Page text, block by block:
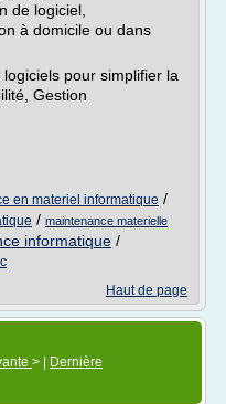
de logiciel,
à domicile ou dans
pour simplifier la
Gestion
en materiel informatique /
/ maintenance materielle
informatique /
Haut de page
> |
Dernière